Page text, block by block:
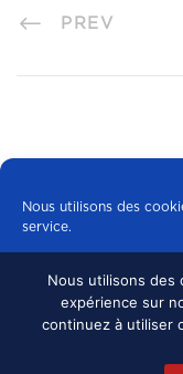
Nous utilisons des
service.
PREV
© 2024 US
Nous utilisons des
expérience sur
continuez à utiliser